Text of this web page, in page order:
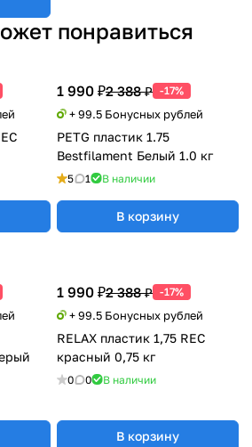
понравиться
1 990 ₽2 388 ₽ -17%
+ 99.5 Бонусных рублей
PETG пластик 1.75
Bestfilament Белый 1.0 кг
5 1 В наличии
В корзину
1 990 ₽2 388 ₽ -17%
+ 99.5 Бонусных рублей
RELAX пластик 1,75 REC
красный 0,75 кг
0 0 В наличии
В корзину